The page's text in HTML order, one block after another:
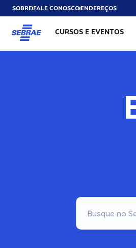
SOBREFALE CONOSCOENDEREÇOS
CURSOS E EVENTOS